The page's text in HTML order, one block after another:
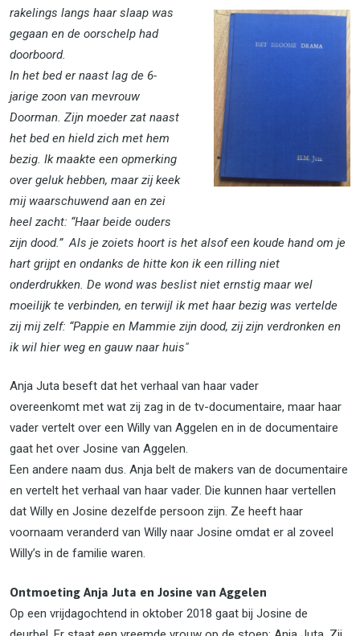
rakelings langs haar slaap was
gegaan en de oorschelp had
doorboord.
In het bed er naast lag de 6-
jarige zoon van mevrouw
Doorman. Zijn moeder zat naast
het bed en hield zich met hem
bezig. Ik maakte een opmerking
over geluk hebben, maar zij keek
mij waarschuwend aan en zei
heel zacht: “Haar beide ouders
zijn dood.” Als je zoiets hoort is het alsof een koude hand om je
hart grijpt en ondanks de hitte kon ik een rilling niet
onderdrukken. De wond was beslist niet ernstig maar wel
moeilijk te verbinden, en terwijl ik met haar bezig was vertelde
zij mij zelf: “Pappie en Mammie zijn dood, zij zijn verdronken en
ik wil hier weg en gauw naar huis"
Anja Juta beseft dat het verhaal van haar vader
overeenkomt met wat zij zag in de tv-documentaire, maar haar
vader vertelt over een Willy van Aggelen en in de documentaire
gaat het over Josine van Aggelen.
Een andere naam dus. Anja belt de makers van de documentaire
en vertelt het verhaal van haar vader. Die kunnen haar vertellen
dat Willy en Josine dezelfde persoon zijn. Ze heeft haar
voornaam veranderd van Willy naar Josine omdat er al zoveel
Willy’s in de familie waren.
Ontmoeting Anja Juta en Josine van Aggelen
Op een vrijdagochtend in oktober 2018 gaat bij Josine de